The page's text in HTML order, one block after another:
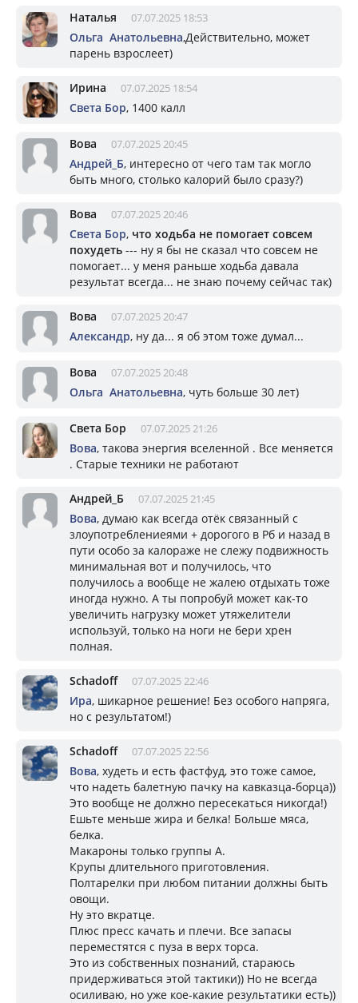
Наталья 07.07.2025 18:53
Ольга Анатольевна,Действительно, может
парень взрослеет)
Ирина 07.07.2025 18:54
Света Бор, 1400 калл
Вова 07.07.2025 20:45
Андрей_Б, интересно от чего там так могло
быть много, столько калорий было сразу?)
Вова 07.07.2025 20:46
Света Бор, что ходьба не помогает совсем
похудеть --- ну я бы не сказал что совсем не
помогает... у меня раньше ходьба давала
результат всегда... не знаю почему сейчас так)
Вова 07.07.2025 20:47
Александр, ну да... я об этом тоже думал...
Вова 07.07.2025 20:48
Ольга Анатольевна, чуть больше 30 лет)
Света Бор 07.07.2025 21:26
Вова, такова энергия вселенной . Все меняется
. Старые техники не работают
Андрей_Б 07.07.2025 21:45
Вова, думаю как всегда отёк связанный с
злоупотреблениеями + дорогого в Рб и назад в
пути особо за калораже не слежу подвижность
минимальная вот и получилось, что
получилось а вообще не жалею отдыхать тоже
иногда нужно. А ты попробуй может как-то
увеличить нагрузку может утяжелители
используй, только на ноги не бери хрен
полная.
Schadoff 07.07.2025 22:46
Ира, шикарное решение! Без особого напряга,
но с результатом!)
Schadoff 07.07.2025 22:56
Вова, худеть и есть фастфуд, это тоже самое,
что надеть балетную пачку на кавказца-борца))
Это вообще не должно пересекаться никогда!)
Ешьте меньше жира и белка! Больше мяса,
белка.
Макароны только группы А.
Крупы длительного приготовления.
Полтарелки при любом питании должны быть
овощи.
Ну это вкратце.
Плюс пресс качать и плечи. Все запасы
переместятся с пуза в верх торса.
Это из собственных познаний, стараюсь
придерживаться этой тактики)) Но не всегда
осиливаю, но уже кое-какие результатики есть))